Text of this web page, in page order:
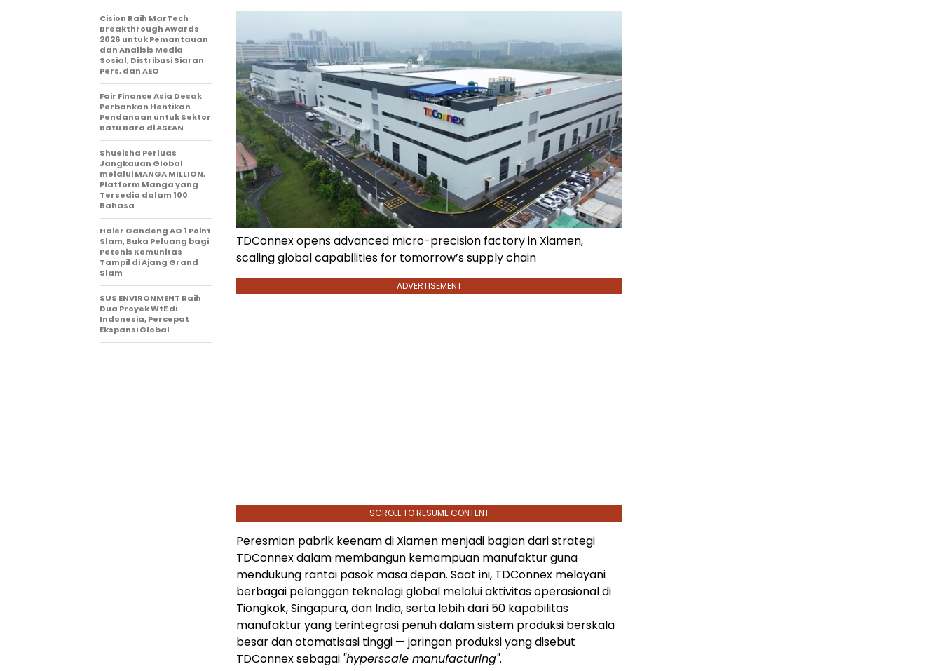
TDConnex opens advanced micro-precision factory in Xiamen,
scaling global capabilities for tomorrow’s supply chain
ADVERTISEMENT
SCROLL TO RESUME CONTENT
Peresmian pabrik keenam di Xiamen menjadi bagian dari strategi
TDConnex dalam membangun kemampuan manufaktur guna
mendukung rantai pasok masa depan. Saat ini, TDConnex melayani
berbagai pelanggan teknologi global melalui aktivitas operasional di
Tiongkok, Singapura, dan India, serta lebih dari 50 kapabilitas
manufaktur yang terintegrasi penuh dalam sistem produksi berskala
besar dan otomatisasi tinggi — jaringan produksi yang disebut
TDConnex sebagai "hyperscale manufacturing".
Cision Raih MarTech
Breakthrough Awards
2026 untuk Pemantauan
dan Analisis Media
Sosial, Distribusi Siaran
Pers, dan AEO
Fair Finance Asia Desak
Perbankan Hentikan
Pendanaan untuk Sektor
Batu Bara di ASEAN
Shueisha Perluas
Jangkauan Global
melalui MANGA MILLION,
Platform Manga yang
Tersedia dalam 100
Bahasa
Haier Gandeng AO 1 Point
Slam, Buka Peluang bagi
Petenis Komunitas
Tampil di Ajang Grand
Slam
SUS ENVIRONMENT Raih
Dua Proyek WtE di
Indonesia, Percepat
Ekspansi Global